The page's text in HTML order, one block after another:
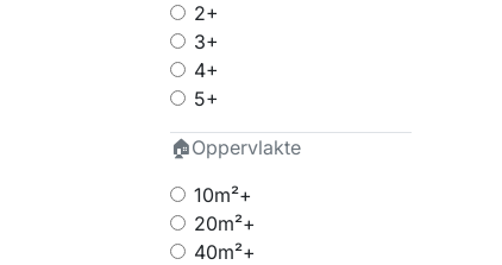
2+
3+
4+
5+
🏠Oppervlakte
10m²+
20m²+
40m²+